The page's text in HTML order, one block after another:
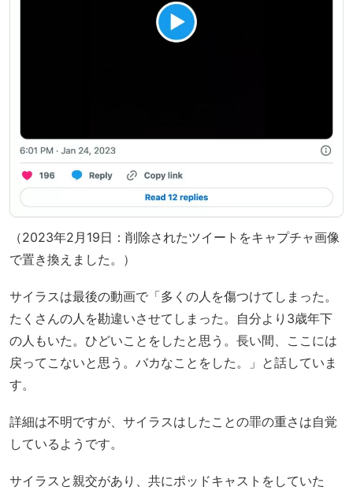
（2023年2月19日：削除されたツイートをキャプチャ画像
で置き換えました。）
サイラスは最後の動画で「多くの人を傷つけてしまった。
たくさんの人を勘違いさせてしまった。自分より3歳年下
の人もいた。ひどいことをしたと思う。長い間、ここには
戻ってこないと思う。バカなことをした。」と話していま
す。
詳細は不明ですが、サイラスはしたことの罪の重さは自覚
しているようです。
サイラスと親交があり、共にポッドキャストをしていた